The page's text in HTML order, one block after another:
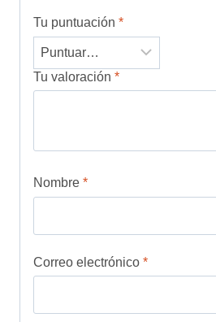
Tu puntuación *
Tu valoración *
Nombre *
Correo electrónico *